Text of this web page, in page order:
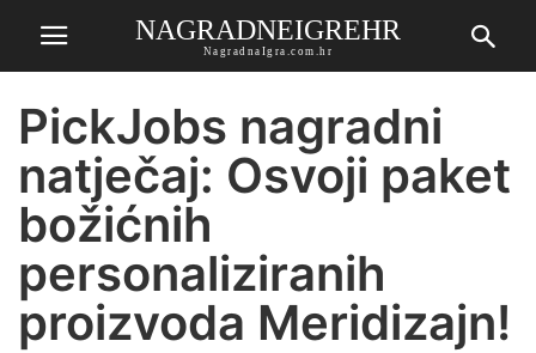
NAGRADNEIGREHR
NagradnaIgra.com.hr
PickJobs nagradni
natječaj: Osvoji paket
božićnih
personaliziranih
proizvoda Meridizajn!